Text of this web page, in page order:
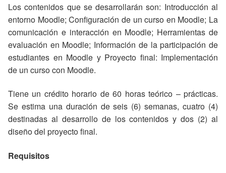
Los contenidos que se desarrollarán son: Introducción al
entorno Moodle; Configuración de un curso en Moodle; La
comunicación e interacción en Moodle; Herramientas de
evaluación en Moodle; Información de la participación de
estudiantes en Moodle y Proyecto final: Implementación
de un curso con Moodle.
Tiene un crédito horario de 60 horas teórico – prácticas.
Se estima una duración de seis (6) semanas, cuatro (4)
destinadas al desarrollo de los contenidos y dos (2) al
diseño del proyecto final.
Requisitos